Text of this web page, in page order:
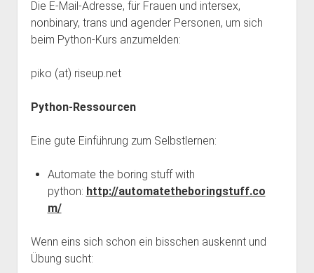
Die E-Mail-Adresse, für Frauen und intersex,
nonbinary, trans und agender Personen, um sich
beim Python-Kurs anzumelden:
piko (at) riseup.net
Python-Ressourcen
Eine gute Einführung zum Selbstlernen:
Automate the boring stuff with
python: http://automatetheboringstuff.co
m/
Wenn eins sich schon ein bisschen auskennt und
Übung sucht: